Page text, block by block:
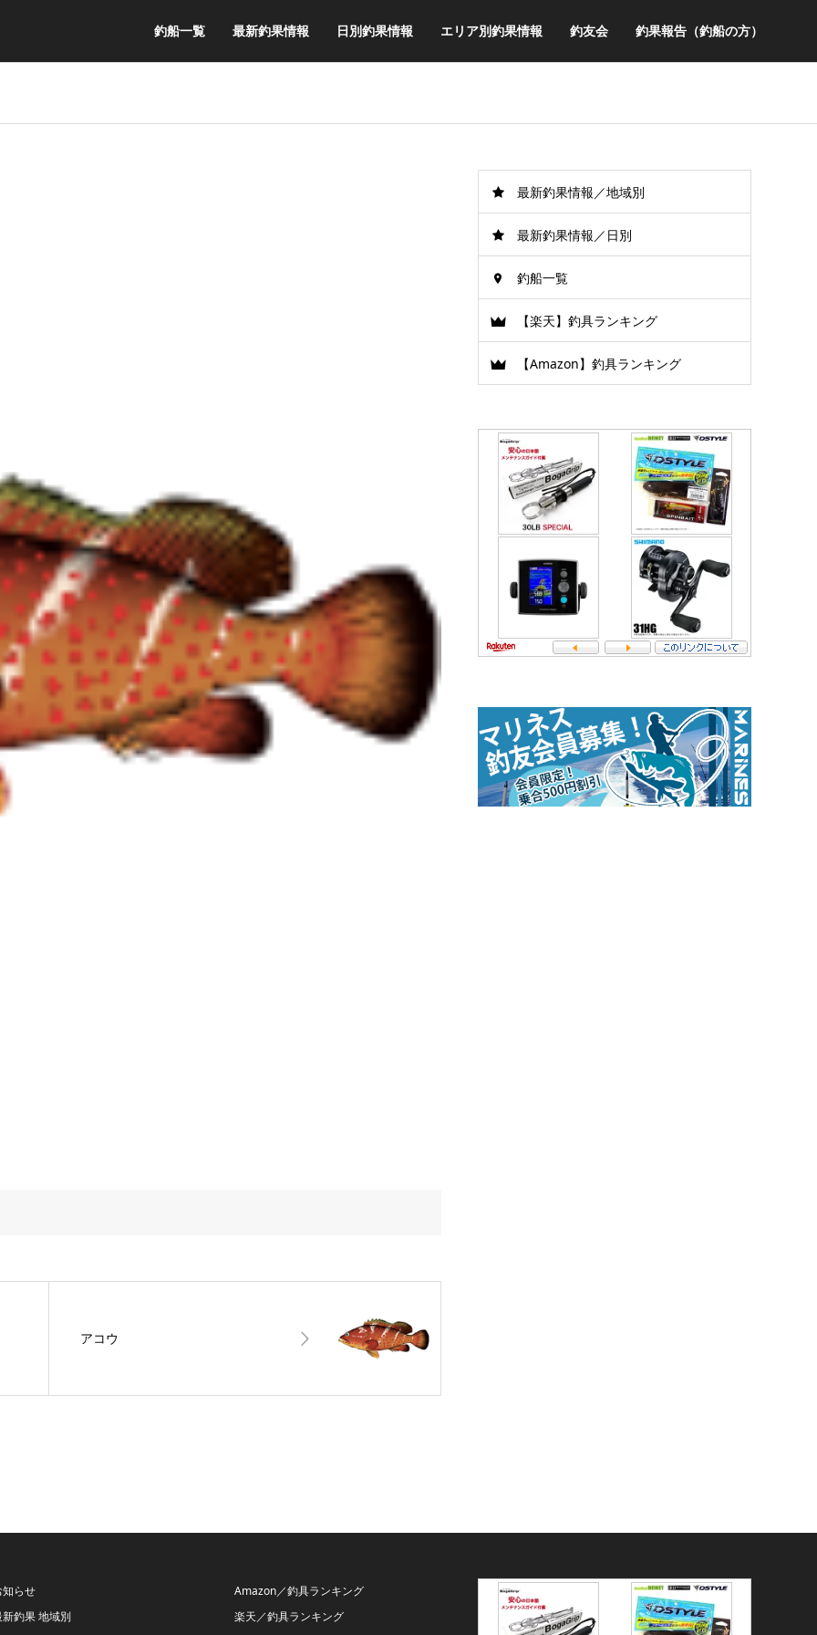
釣船一覧 最新釣果情報 日別釣果情報 エリア別釣果情報 釣友会 釣果報告（釣船の方）
アコウ
最新釣果情報／地域別
最新釣果情報／日別
釣船一覧
【楽天】釣具ランキング
【Amazon】釣具ランキング
らせ
釣果 地域別
Amazon／釣具ランキング
楽天／釣具ランキング